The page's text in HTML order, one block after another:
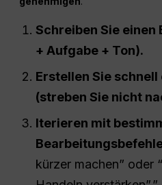
Schreiben Sie einen
+ Aufgabe + Ton).
Erstellen Sie
(streben Sie nicht
Iterieren mit
kürzer machen” oder